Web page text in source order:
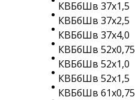
КВБбШв 37х1,5
КВБбШв 37х2,5
КВБбШв 37х4,0
КВБбШв 52х0,75
КВБбШв 52х1,0
КВБбШв 52х1,5
КВБбШв 61х0,75